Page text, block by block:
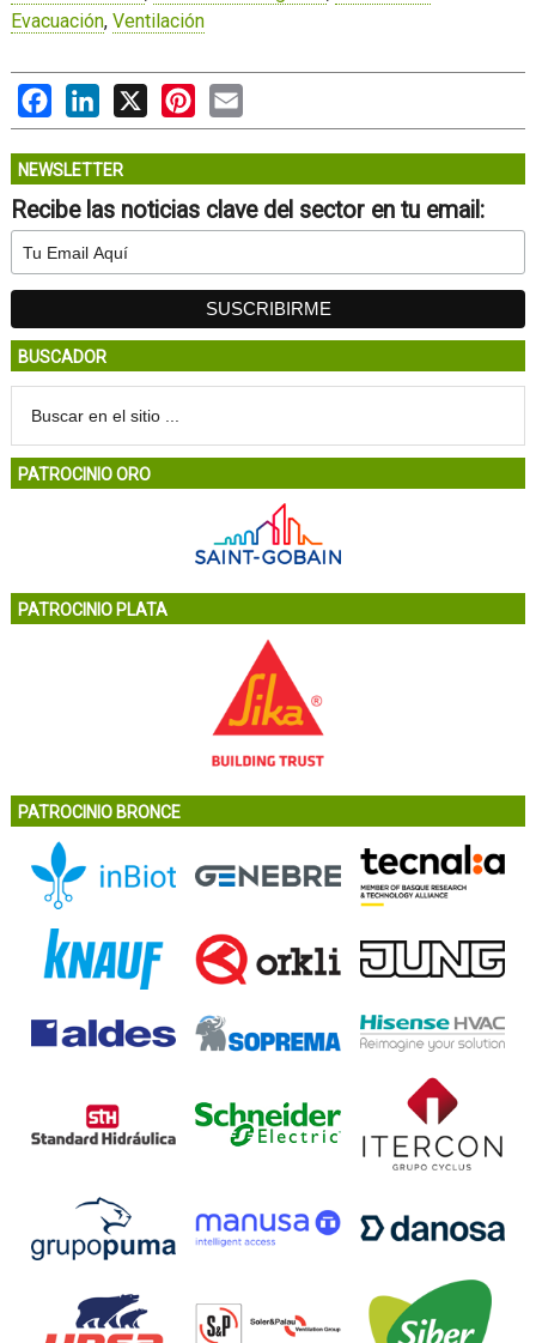
Evacuación, Ventilación
FacebookLinkedIn Pinterest
NEWSLETTER
Recibe las noticias clave del sector en tu email:
BUSCADOR
PATROCINIO ORO
PATROCINIO PLATA
PATROCINIO BRONCE